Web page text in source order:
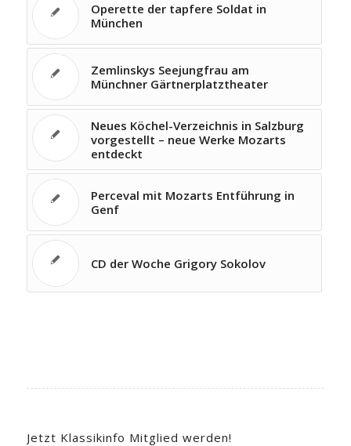
Operette der tapfere Soldat in
München
Zemlinskys Seejungfrau am
Münchner Gärtnerplatztheater
Neues Köchel-Verzeichnis in Salzburg
vorgestellt – neue Werke Mozarts
entdeckt
Perceval mit Mozarts Entführung in
Genf
CD der Woche Grigory Sokolov
Jetzt Klassikinfo Mitglied werden!